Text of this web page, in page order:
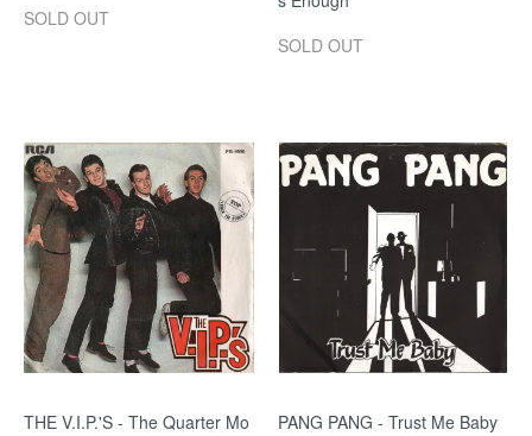
SOLD OUT
SOLD OUT
THE V.I.P.'S - The Quarter Mo
PANG PANG - Trust Me Baby